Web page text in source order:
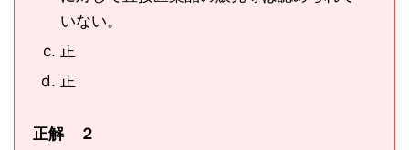
いない。
正
正
正解 ２